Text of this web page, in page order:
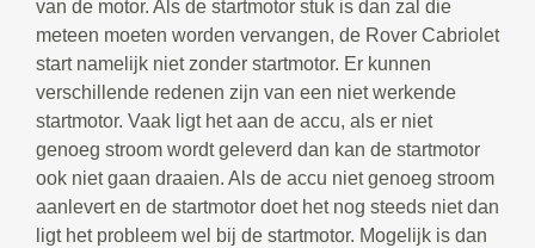
van de motor. Als de startmotor stuk is dan zal die
meteen moeten worden vervangen, de Rover Cabriolet
start namelijk niet zonder startmotor. Er kunnen
verschillende redenen zijn van een niet werkende
startmotor. Vaak ligt het aan de accu, als er niet
genoeg stroom wordt geleverd dan kan de startmotor
ook niet gaan draaien. Als de accu niet genoeg stroom
aanlevert en de startmotor doet het nog steeds niet dan
ligt het probleem wel bij de startmotor. Mogelijk is dan